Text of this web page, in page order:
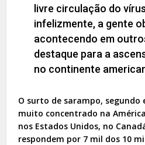
livre circulação do
infelizmente, a gente
acontecendo em
destaque para a
no continente
O surto de sarampo, segundo
muito concentrado na
nos Estados Unidos, no
respondem por 7 mil dos 10